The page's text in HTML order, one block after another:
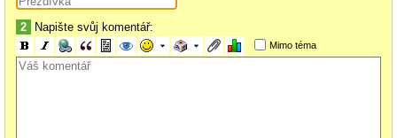
2 Napište svůj komentář:
Mimo téma